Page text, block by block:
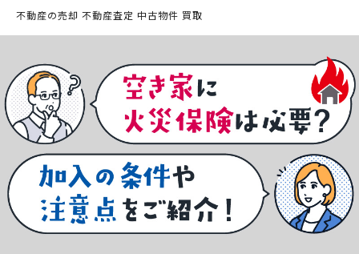
不動産の売却 不動産査定 中古物件 買取